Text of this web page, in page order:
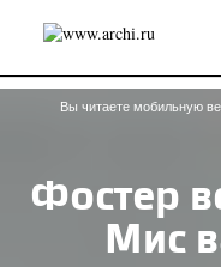
Россия Мир
Проекты
Конкурсы
send.project
Интервью
Объект
Вы читаете мобильную
Фостер
Мис